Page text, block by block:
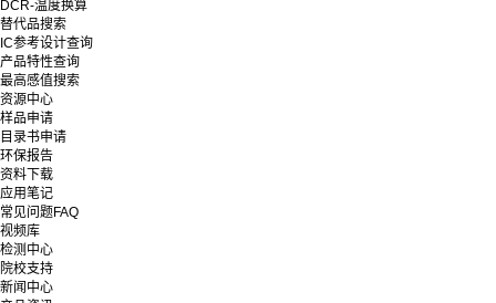
DCR-温度换算
替代品搜索
IC参考设计查询
产品特性查询
最高感值搜索
资源中心
样品申请
目录书申请
环保报告
资料下载
应用笔记
常见问题FAQ
视频库
检测中心
院校支持
新闻中心